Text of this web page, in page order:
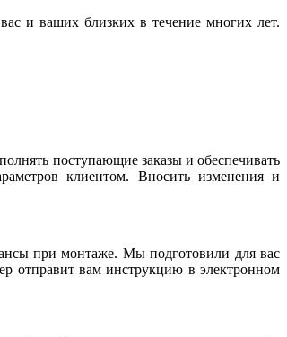
и ваших близких в течение многих лет.
поступающие заказы и обеспечивать
клиентом. Вносить изменения и
при монтаже. Мы подготовили для вас
отправит вам инструкцию в электронном